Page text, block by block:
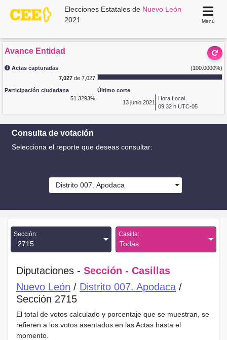
Elecciones Estatales de Nuevo León
2021
Menú
Avance Entidad
Actas capturadas
(100.0000%)
7,027de 7,027
Participación ciudadana
51.3293%
Último corte
13 junio 2021
Hora Local
09:32 h UTC-05
Consulta de votación
Selecciona el reporte que deseas consultar:
Distrito 007. Apodaca
Sección:
2715
Casilla:
Todas
Diputaciones - Sección - Casillas
Nuevo León / Distrito 007. Apodaca /
Sección 2715
El total de votos calculado y porcentaje que se muestran, se
refieren a los votos asentados en las Actas hasta el
momento.